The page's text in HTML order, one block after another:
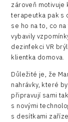
zároveň motivuje
terapeutka pak s
se ho na to, co
vybavily
dezinfekci VR
klientka domova.
Důležité je, že
nahrávky, které
připravují sami
s novými
s desítkami